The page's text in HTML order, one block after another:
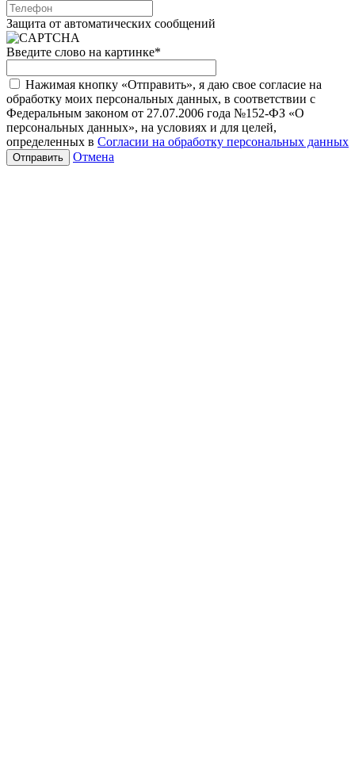
Защита от автоматических сообщений
Введите слово на картинке*
Нажимая кнопку «Отправить», я даю свое согласие на
обработку моих персональных данных, в соответствии с
Федеральным законом от 27.07.2006 года №152-ФЗ «О
персональных данных», на условиях и для целей,
определенных в Согласии на обработку персональных данных
Отмена